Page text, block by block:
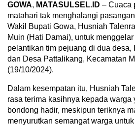
GOWA, MATASULSEL.ID – Cuaca
matahari tak menghalangi
Wakil Bupati Gowa, Husniah
Muin (Hati Damai), untuk
pelantikan tim pejuang di dua desa,
dan Desa Pattalikang, Kecamatan
(19/10/2024).
Dalam kesempatan itu, Husniah
rasa terima kasihnya kepada warga
bondong hadir, meskipun teriknya
menyurutkan semangat warga untuk